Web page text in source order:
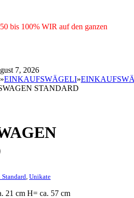
bis 100% WIR auf den ganzen
7, 2026
»EINKAUFSWÄGELI»
STANDARD
Unikate
21 cm H= ca. 57 cm